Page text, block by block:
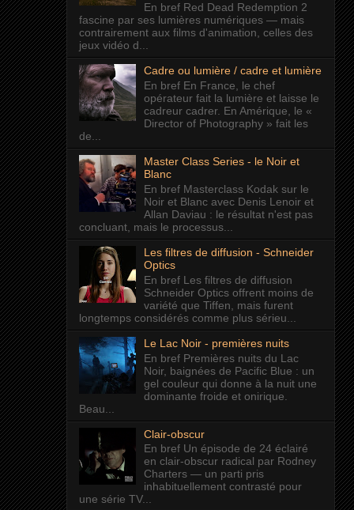
En bref Red Dead Redemption 2
fascine par ses lumières numériques — mais
contrairement aux films d'animation, celles des
jeux vidéo d...
Cadre ou lumière / cadre et lumière
En bref En France, le chef
opérateur fait la lumière et laisse le
cadreur cadrer. En Amérique, le «
Director of Photography » fait les
de...
Master Class Series - le Noir et
Blanc
En bref Masterclass Kodak sur le
Noir et Blanc avec Denis Lenoir et
Allan Daviau : le résultat n'est pas
concluant, mais le processus...
Les filtres de diffusion - Schneider
Optics
En bref Les filtres de diffusion
Schneider Optics offrent moins de
variété que Tiffen, mais furent
longtemps considérés comme plus sérieu...
Le Lac Noir - premières nuits
En bref Premières nuits du Lac
Noir, baignées de Pacific Blue : un
gel couleur qui donne à la nuit une
dominante froide et onirique.
Beau...
Clair-obscur
En bref Un épisode de 24 éclairé
en clair-obscur radical par Rodney
Charters — un parti pris
inhabituellement contrasté pour
une série TV...